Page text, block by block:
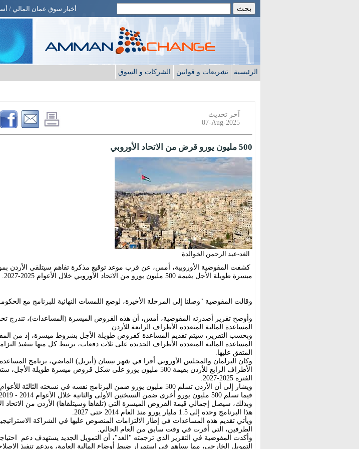
أخبار سوق عمان المالي /
الرئيسية تشريعات و قوانين الشركات و السوق
آخر تحديث
07-Aug-2025
500 مليون يورو قرض من الاتحاد الأوروبي
الغد-عبد الرحمن الخوالدة
كشفت المفوضية الأوروبية، أمس، عن قرب موعد توقيع مذكرة تفاهم سيتلقى الأردن
ميسرة طويلة الأجل بقيمة 500 مليون يورو من الاتحاد الأوروبي خلال الأعوام 2025-2027.
وقالت المفوضية "وصلنا إلى المرحلة الأخيرة، لوضع اللمسات النهائية للبرنامج مع الحكومة
وأوضح تقرير أصدرته المفوضية، أمس، أن هذه القروض الميسرة (المساعدات)، تندرج
المساعدة المالية المتعددة الأطراف الرابعة للأردن.
وبحسب التقرير، سيتم تقديم المساعدة كقروض طويلة الأجل بشروط ميسرة، إذ من
المساعدة المالية المتعددة الأطراف الجديدة على ثلاث دفعات، يرتبط كل منها بتنفيذ
المتفق عليها.
وكان البرلمان والمجلس الأوروبي أقرا في شهر نيسان (أبريل) الماضي، برنامج المساعدة
الأطراف الرابع للأردن بقيمة 500 مليون يورو على شكل قروض ميسرة طويلة
الفترة 2025-2027.
فيما تسلم 500 مليون يورو أخرى ضمن النسختين الأولى والثانية خلال الأعوام 2014 - 2019.
وبذلك، سيصل إجمالي قيمة القروض الميسرة التي (تلقاها وسيتلقاها) الأردن من الاتحاد
هذا البرنامج وحده إلى 1.5 مليار يورو منذ العام 2014 حتى 2027.
ويأتي تقديم هذه المساعدات في إطار الالتزامات المنصوص عليها في الشراكة
الطرفين، التي أقرت في وقت سابق من العام الحالي.
وأكدت المفوضية في التقرير الذي ترجمته "الغد"، أن التمويل الجديد يستهدف دعم
التمويل الخارجي، مما يساهم في استمرار ضبط أوضاع المالية العامة، ويدعم تنفيذ